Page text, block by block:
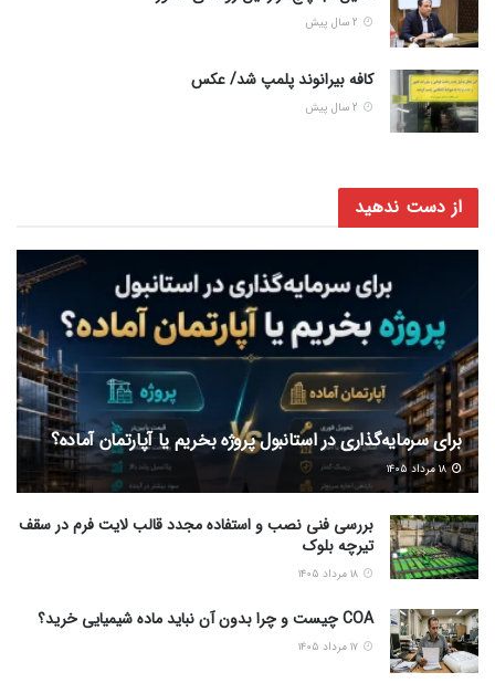
کافه بیرانوند پلمپ شد/ عکس
از دست ندهید
برای سرمایه‌گذاری در استانبول پروژه بخریم یا آپارتمان آماده؟
۱۸ مرداد ۱۴۰۵
بررسی فنی نصب و استفاده مجدد قالب لایت فرم در سقف
تیرچه بلوک
COA چیست و چرا بدون آن نباید ماده شیمیایی خرید؟